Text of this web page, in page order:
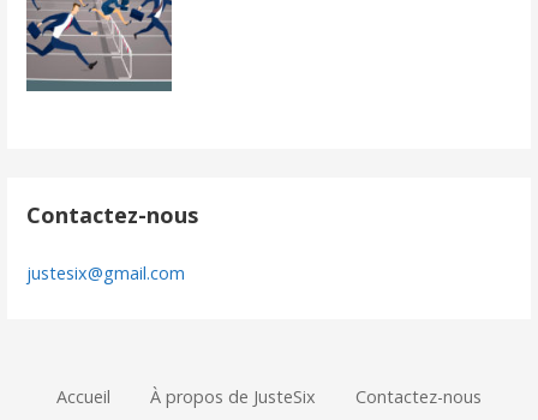
Contactez-nous
justesix@gmail.com
Accueil À propos de JusteSix Contactez-nous